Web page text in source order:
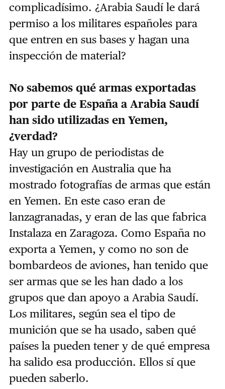
complicadísimo. ¿Arabia Saudí le dará
permiso a los militares españoles para
que entren en sus bases y hagan una
inspección de material?
No sabemos qué armas exportadas
por parte de España a Arabia Saudí
han sido utilizadas en Yemen,
¿verdad?
Hay un grupo de periodistas de
investigación en Australia que ha
mostrado fotografías de armas que están
en Yemen. En este caso eran de
lanzagranadas, y eran de las que fabrica
Instalaza en Zaragoza. Como España no
exporta a Yemen, y como no son de
bombardeos de aviones, han tenido que
ser armas que se les han dado a los
grupos que dan apoyo a Arabia Saudí.
Los militares, según sea el tipo de
munición que se ha usado, saben qué
países la pueden tener y de qué empresa
ha salido esa producción. Ellos sí que
pueden saberlo.